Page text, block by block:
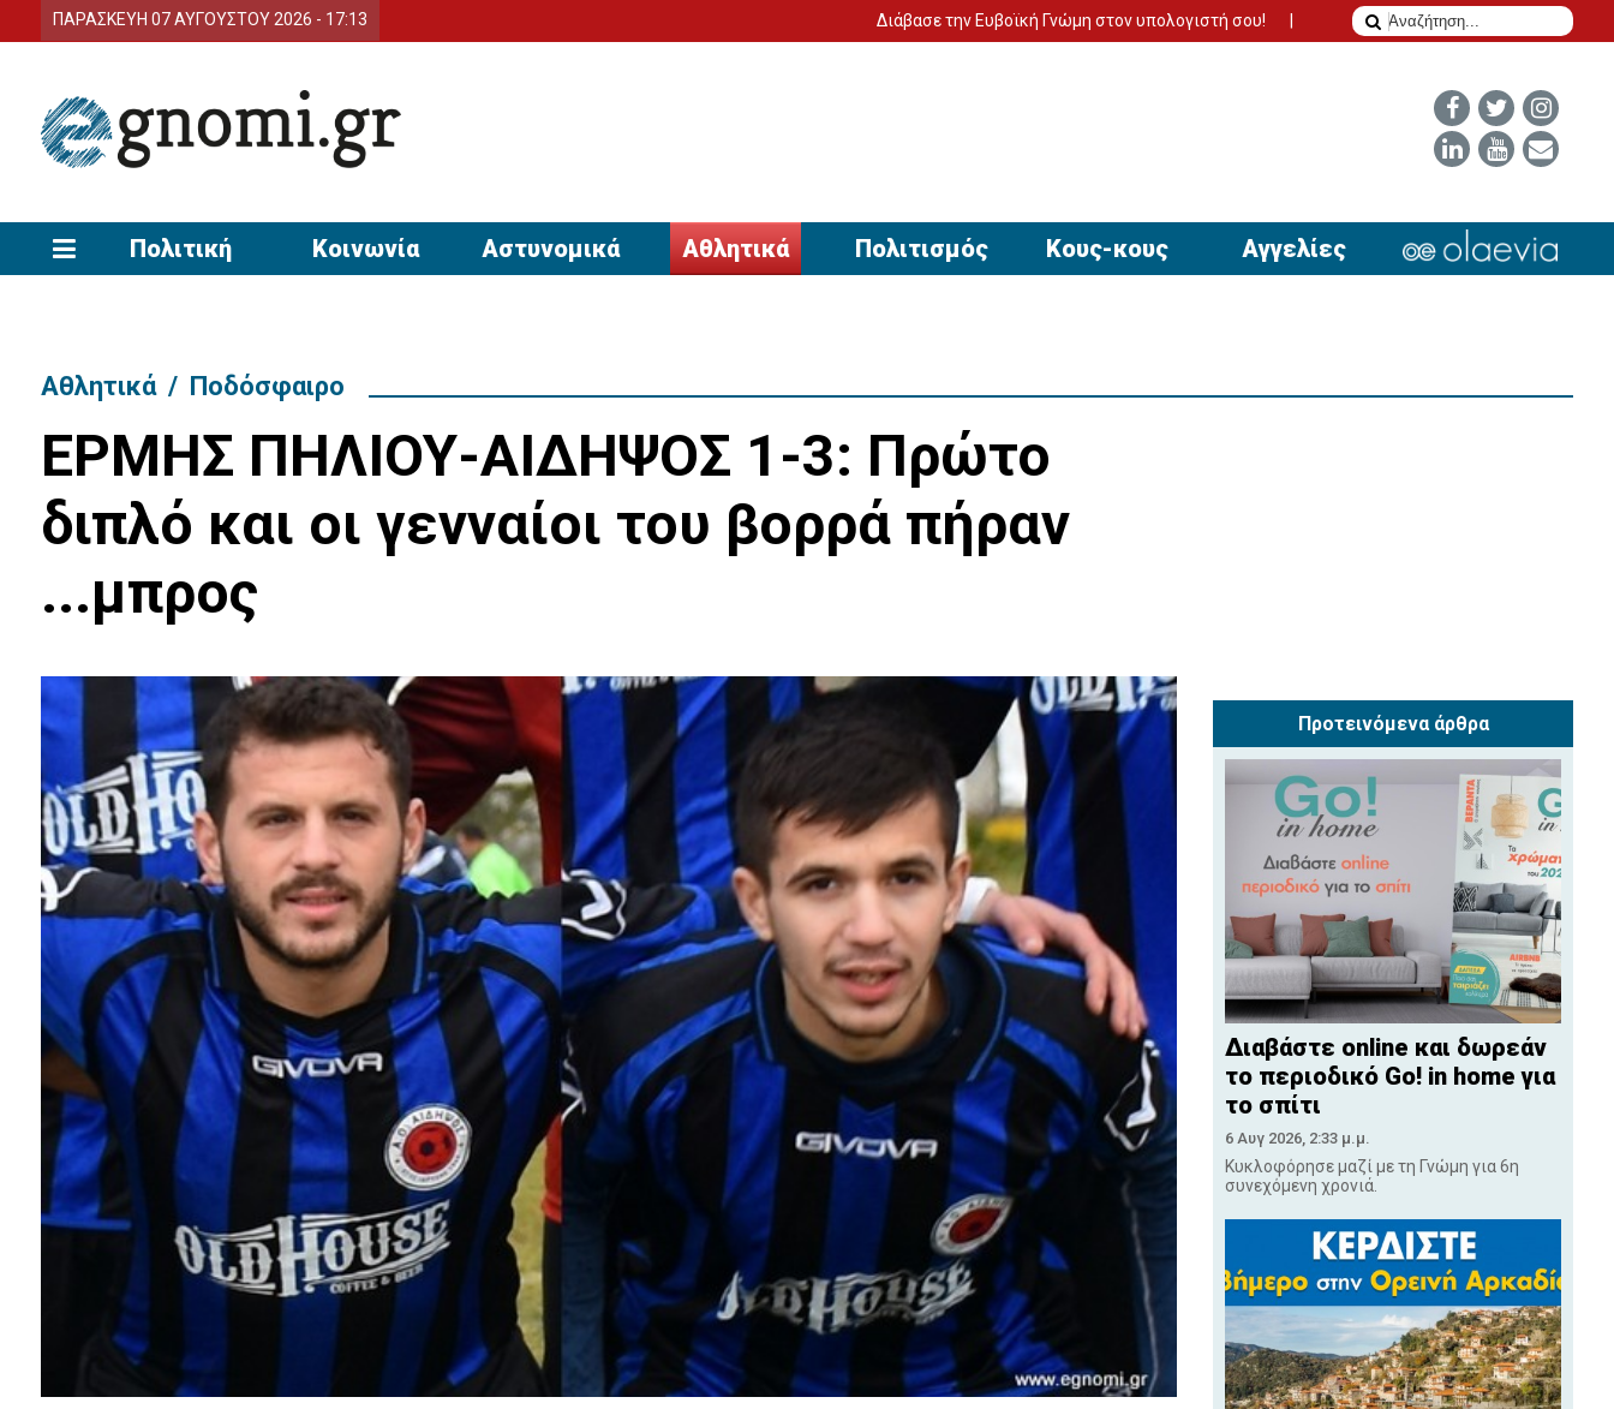
ΠΑΡΑΣΚΕΥΗ 07 ΑΥΓΟΥΣΤΟΥ 2026 - 17:13 Διάβασε την Ευβοϊκή Γνώμη στον υπολογιστή σου! Το δίδυμο της επιτυχίας για να έχει απήχηση η
Πολιτική Κοινωνία Αστυνομικά Αθλητικά Πολιτισμός Κους-κους Αγγελίες
Αθλητικά / Ποδόσφαιρο
ΕΡΜΗΣ ΠΗΛΙΟΥ-ΑΙΔΗΨΟΣ 1-3: Πρώτο
διπλό και οι γενναίοι του βορρά πήραν
...μπρος
Προτεινόμενα άρθρα
Διαβάστε online και δωρεάν
το περιοδικό Go! in home για
το σπίτι
6 Αυγ 2026, 2:33 μ.μ.
Κυκλοφόρησε μαζί με τη Γνώμη για 6η
συνεχόμενη χρονιά.